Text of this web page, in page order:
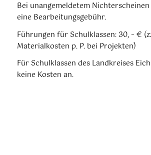
Bei unangemeldetem
eine Bearbeitungsgebühr.
Führungen für Schulklassen: 30, – €
Materialkosten p. P. bei Projekten)
Für Schulklassen des Landkreises
keine Kosten an.